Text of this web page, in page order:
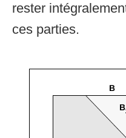
rester
ces parties.